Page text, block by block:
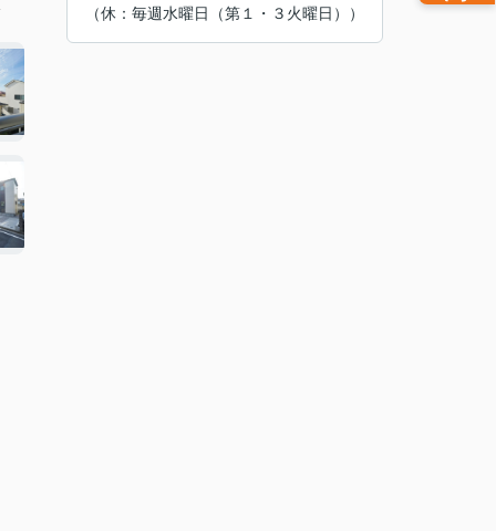
（休：毎週水曜日（第１・３火曜日））